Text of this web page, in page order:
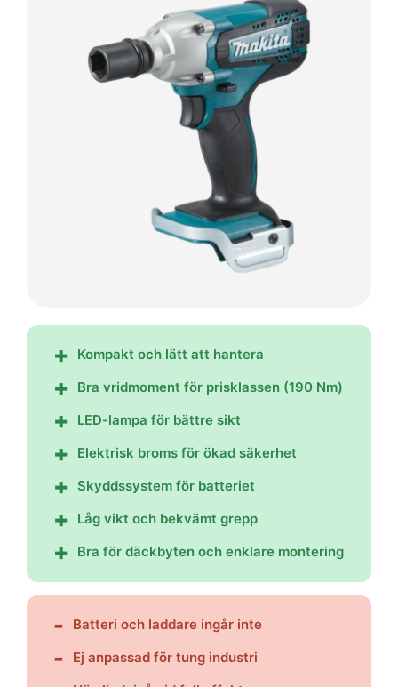
Kompakt och lätt att hantera
Bra vridmoment för prisklassen (190 Nm)
LED-lampa för bättre sikt
Elektrisk broms för ökad säkerhet
Skyddssystem för batteriet
Låg vikt och bekvämt grepp
Bra för däckbyten och enklare montering
Batteri och laddare ingår inte
Ej anpassad för tung industri